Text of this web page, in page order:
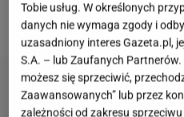
Tobie usług. W określonych
danych nie wymaga zgody i
uzasadniony interes Gazeta.pl,
S.A. – lub Zaufanych
możesz się sprzeciwić,
Zaawansowanych” lub przez
zależności od zakresu